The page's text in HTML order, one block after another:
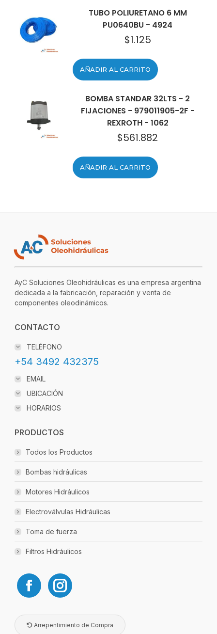
TUBO POLIURETANO 6 MM
PU0640BU - 4924
$1.125
AÑADIR AL CARRITO
BOMBA STANDAR 32LTS - 2
FIJACIONES - 979011905-2F -
REXROTH - 1062
$561.882
AÑADIR AL CARRITO
AyC Soluciones Oleohidráulicas es una empresa argentina
dedicada a la fabricación, reparación y venta de
componentes oleodinámicos.
CONTACTO
TELÉFONO
+54 3492 432375
EMAIL
UBICACIÓN
HORARIOS
PRODUCTOS
Todos los Productos
Bombas hidráulicas
Motores Hidráulicos
Electroválvulas Hidráulicas
Toma de fuerza
Filtros Hidráulicos
Arrepentimiento de Compra